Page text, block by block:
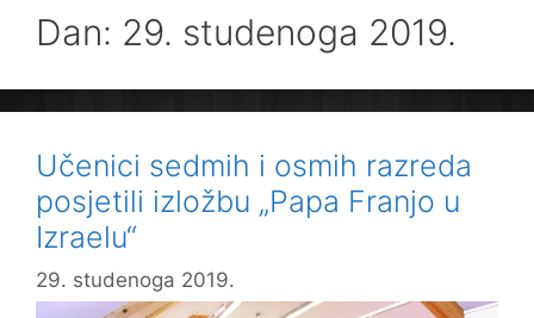
Dan: 29. studenoga 2019.
Učenici sedmih i osmih razreda
posjetili izložbu „Papa Franjo u
Izraelu“
29. studenoga 2019.